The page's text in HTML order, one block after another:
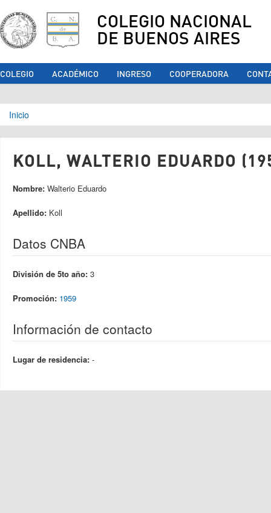
COLEGIO NACIONAL
DE BUENOS AIRES
COLEGIO ACADÉMICO INGRESO COOPERADORA
Se encuentra usted aquí
Inicio
KOLL, WALTERIO EDUARDO
Nombre: Walterio Eduardo
Apellido: Koll
Datos CNBA
División de 5to año: 3
Promoción: 1959
Información de contacto
Lugar de residencia: -